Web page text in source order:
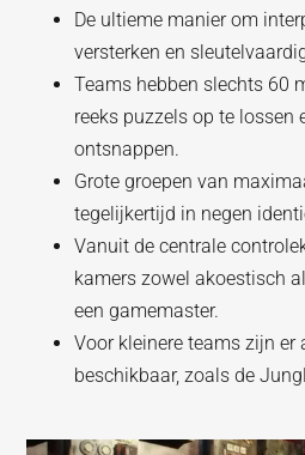
De ultieme manier om
versterken en
Teams hebben slechts 60
reeks puzzels op te lossen
ontsnappen.
Grote groepen van
tegelijkertijd in negen
Vanuit de centrale
kamers zowel akoestisch
een gamemaster.
Voor kleinere teams zijn er
beschikbaar, zoals de